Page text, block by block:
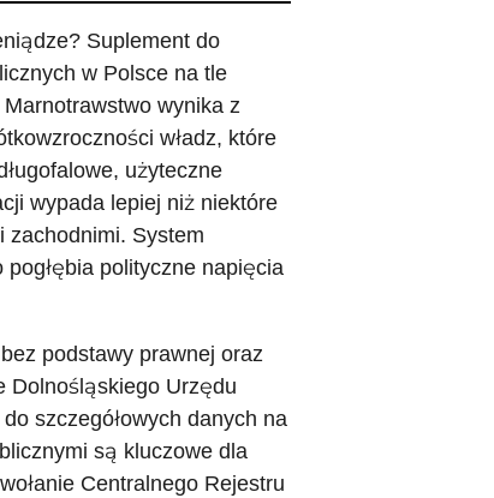
Suplement do
w Polsce na tle
wynika z
władz, które
użyteczne
wypada lepiej niż niektóre
zachodnimi. System
polityczne napięcia
podstawy prawnej oraz
Dolnośląskiego Urzędu
szczegółowych danych na
są kluczowe dla
Centralnego Rejestru